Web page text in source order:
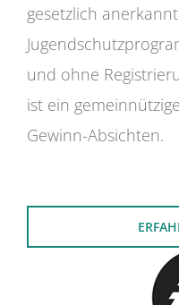
gesetzlich
und ohne
ist ein
Gewinn-Absichten.